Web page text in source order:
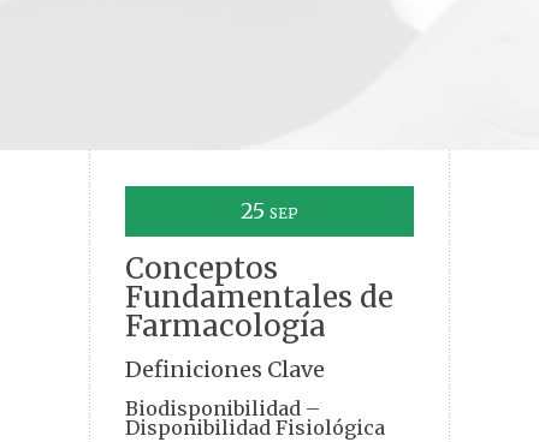
25 SEP
Conceptos
Fundamentales de
Farmacología
Definiciones Clave
Biodisponibilidad –
Disponibilidad Fisiológica